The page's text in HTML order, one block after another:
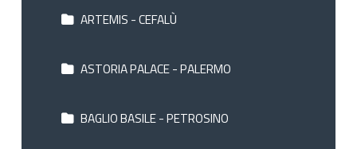
ARTEMIS - CEFALÙ
ASTORIA PALACE - PALERMO
BAGLIO BASILE - PETROSINO